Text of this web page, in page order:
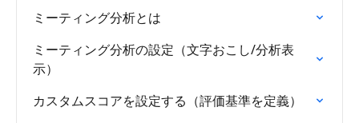
ミーティング分析とは
ミーティング分析の設定（文字おこし/分析表
示）
カスタムスコアを設定する（評価基準を定義）